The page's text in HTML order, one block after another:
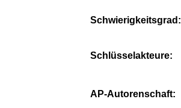
Schwierigkeitsgrad:
Schlüsselakteure:
AP-Autorenschaft: